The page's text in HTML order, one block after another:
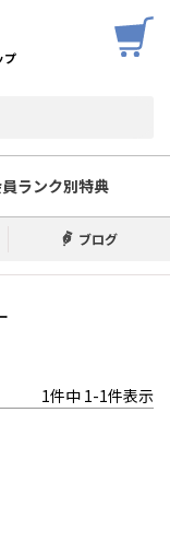
プ
ランク別特典
ブログ
1件中 1-1件表示